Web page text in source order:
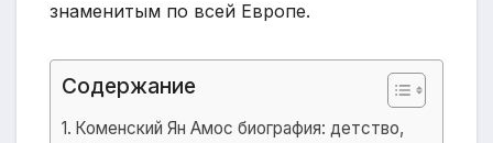
знаменитым по всей Европе.
Содержание
Коменский Ян Амос биография: детство,